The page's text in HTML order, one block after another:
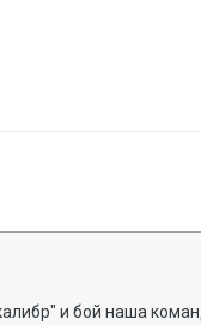
и бой наша